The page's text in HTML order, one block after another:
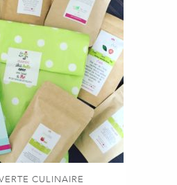
CULINAIRE